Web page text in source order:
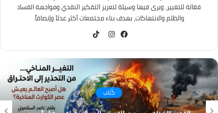
فعّالة للتغيير، ويرى فيها وسيلة لتعزيز التفكير النقدي ومواجهة الفساد
والظلم والانتهاكات، بهدف بناء مجتمعات أكثر عدلاً وإنصافاً.
كُتاب